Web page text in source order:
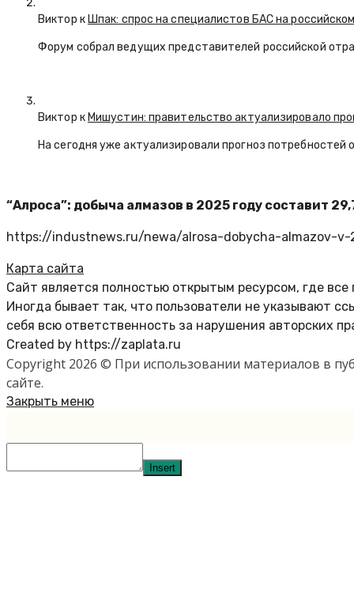
Виктор кШпак: спрос на специалистов БАС на
Форум собрал ведущих представителей российской
Виктор кМишустин: правительство актуализировало
На сегодня уже актуализировали прогноз
“Алроса”: добыча алмазов в 2025 году составит
https://industnews.ru/newa/alrosa-dobycha-almazov-
Карта сайта
Сайт является полностью открытым ресурсом, где
Иногда бывает так, что пользователи не указывают
себя всю ответственность за нарушения авторских
Created by https://zaplata.ru
Copyright 2026 © При использовании материалов в
сайте.
Закрыть меню
Insert